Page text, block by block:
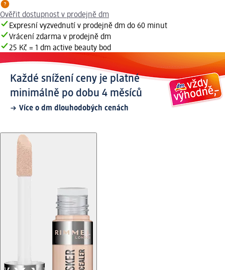
Ověřit dostupnost v prodejně dm
Expresní vyzvednutí v prodejně dm do 60 minut
Vrácení zdarma v prodejně dm
25 Kč = 1 dm active beauty bod
Každé snížení ceny je platné
minimálně po dobu 4 měsíců
Více o dm dlouhodobých cenách